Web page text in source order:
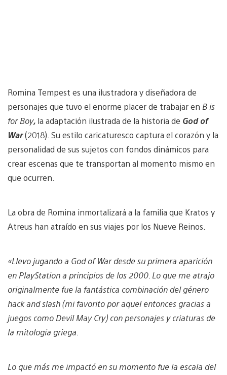
Romina Tempest es una ilustradora y diseñadora de
personajes que tuvo el enorme placer de trabajar en B is
for Boy, la adaptación ilustrada de la historia de God of
War(2018). Su estilo caricaturesco captura el corazón y la
personalidad de sus sujetos con fondos dinámicos para
crear escenas que te transportan al momento mismo en
que ocurren.
La obra de Romina inmortalizará a la familia que Kratos y
Atreus han atraído en sus viajes por los Nueve Reinos.
«Llevo jugando a God of War desde su primera aparición
en PlayStation a principios de los 2000. Lo que me atrajo
originalmente fue la fantástica combinación del género
hack and slash (mi favorito por aquel entonces gracias a
juegos como Devil May Cry) con personajes y criaturas de
la mitología griega.
Lo que más me impactó en su momento fue la escala del